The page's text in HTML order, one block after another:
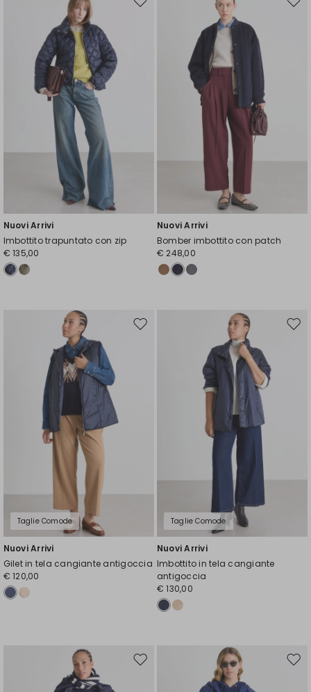
Sposta
Nuovi Arrivi
Imbottito trapuntato con zip
€ 135,00
Nuovi Arrivi
Bomber imbottito con patch
€ 248,00
Taglie Comode
Sposta
Nuovi Arrivi
Gilet in tela cangiante antigoccia
€ 120,00
Taglie Comode
Nuovi Arrivi
Imbottito in tela cangiante
antigoccia
€ 130,00
Sposta